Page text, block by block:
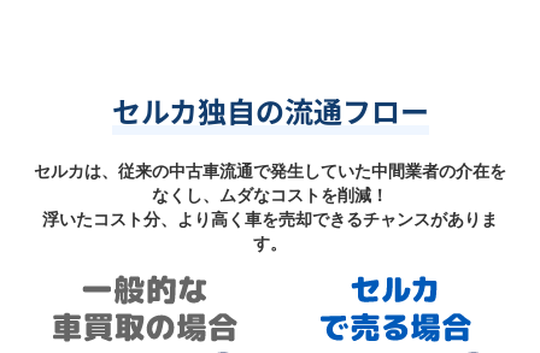
セルカ独自の流通フロー
セルカは、従来の中古車流通で発生していた中間業者の介在を
なくし、ムダなコストを削減！
浮いたコスト分、より高く車を売却できるチャンスがありま
す。